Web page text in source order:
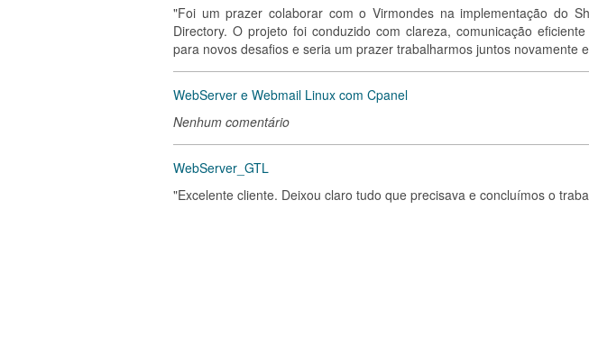
"Foi um prazer colaborar com o Virmondes na implementação do
Directory. O projeto foi conduzido com clareza, comunicação
para novos desafios e seria um prazer trabalharmos juntos novamente
WebServer e Webmail Linux com Cpanel
Nenhum comentário
WebServer_GTL
"Excelente cliente. Deixou claro tudo que precisava e concluímos o